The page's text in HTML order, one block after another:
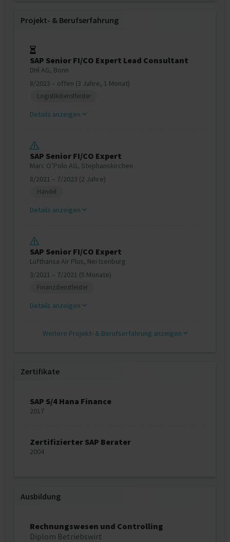
Projekt‐ & Berufserfahrung
SAP Senior FI/CO Expert Lead Consultant
DHl AG, Bonn
8/2023 – offen (3 Jahre, 1 Monat)
Logistikdienstleister
Details anzeigen
SAP Senior FI/CO Expert
Marc O’Polo AG, Stephanskirchen
8/2021 – 7/2023 (2 Jahre)
Handel
Details anzeigen
SAP Senior FI/CO Expert
Lufthansa Air Plus, Nei Isenburg
3/2021 – 7/2021 (5 Monate)
Finanzdienstleister
Details anzeigen
Weitere Projekt‐ & Berufserfahrung anzeigen
Zertifikate
SAP S/4 Hana Finance
2017
Zertifizierter SAP Berater
2004
Ausbildung
Rechnungswesen und Controlling
Diplom Betriebswirt